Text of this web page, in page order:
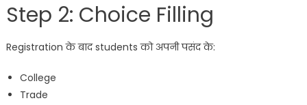
Step 2: Choice Filling
Registration के बाद students को अपनी पसंद के:
College
Trade